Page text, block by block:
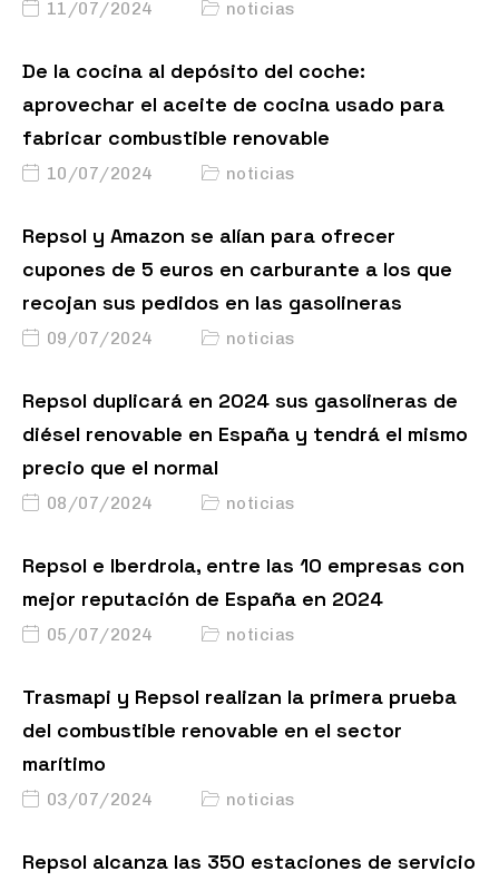
11/07/2024 noticias
De la cocina al depósito del coche:
aprovechar el aceite de cocina usado para
fabricar combustible renovable
10/07/2024 noticias
Repsol y Amazon se alían para ofrecer
cupones de 5 euros en carburante a los que
recojan sus pedidos en las gasolineras
09/07/2024 noticias
Repsol duplicará en 2024 sus gasolineras de
diésel renovable en España y tendrá el mismo
precio que el normal
08/07/2024 noticias
Repsol e Iberdrola, entre las 10 empresas con
mejor reputación de España en 2024
05/07/2024 noticias
Trasmapi y Repsol realizan la primera prueba
del combustible renovable en el sector
marítimo
03/07/2024 noticias
Repsol alcanza las 350 estaciones de servicio